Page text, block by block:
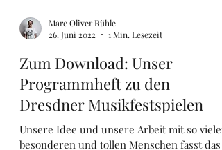
Marc Oliver Rühle
26. Juni 2022
1 Min. Lesezeit
Zum Download: Unser
Programmheft zu den
Dresdner Musikfestspielen